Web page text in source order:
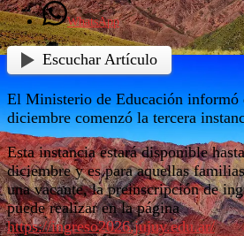
WhatsApp
Escuchar Artículo
El Ministerio de Educación informó
diciembre comenzó la tercera
Esta instancia estará disponible
diciembre y es para aquellas
una vacante, la preinscripción de
puede realizar en la página
https://ingreso2026.jujuy.edu.ar/